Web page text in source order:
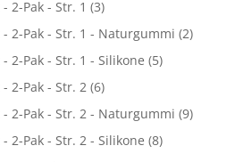
2-Pak - Str. 1 (3)
- 2-Pak - Str. 1 - Naturgummi (2)
2-Pak - Str. 1 - Silikone (5)
2-Pak - Str. 2 (6)
- 2-Pak - Str. 2 - Naturgummi (9)
2-Pak - Str. 2 - Silikone (8)